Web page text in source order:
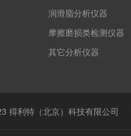
润滑脂分析仪器
摩擦磨损类检测仪器
其它分析仪器
得利特（北京）科技有限公司